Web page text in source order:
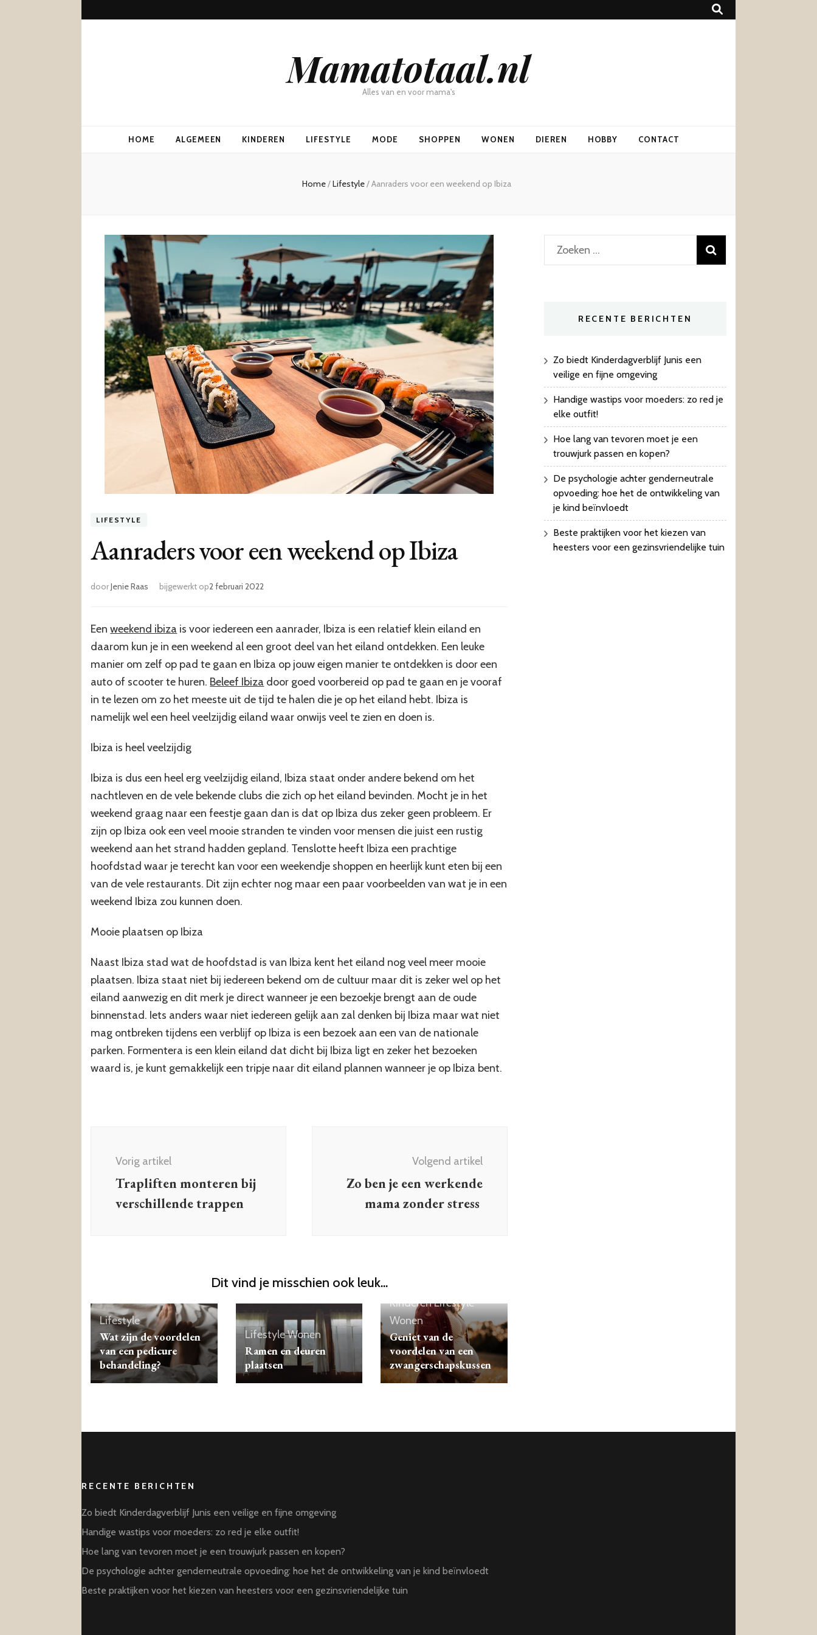
Mamatotaal.nl
Alles van en voor mama's
HOME ALGEMEEN KINDEREN LIFESTYLE MODE SHOPPEN WONEN DIEREN HOBBY CONTACT
Home/Lifestyle/Aanraders voor een weekend op Ibiza
LIFESTYLE
Aanraders voor een weekend op Ibiza
doorJenie Raas bijgewerkt op2 februari 2022
Eenweekend ibiza is voor iedereen een aanrader, Ibiza is een relatief klein eiland en
daarom kun je in een weekend al een groot deel van het eiland ontdekken. Een leuke
manier om zelf op pad te gaan en Ibiza op jouw eigen manier te ontdekken is door een
auto of scooter te huren. Beleef Ibiza door goed voorbereid op pad te gaan en je vooraf
in te lezen om zo het meeste uit de tijd te halen die je op het eiland hebt. Ibiza is
namelijk wel een heel veelzijdig eiland waar onwijs veel te zien en doen is.
Ibiza is heel veelzijdig
Ibiza is dus een heel erg veelzijdig eiland, Ibiza staat onder andere bekend om het
nachtleven en de vele bekende clubs die zich op het eiland bevinden. Mocht je in het
weekend graag naar een feestje gaan dan is dat op Ibiza dus zeker geen probleem. Er
zijn op Ibiza ook een veel mooie stranden te vinden voor mensen die juist een rustig
weekend aan het strand hadden gepland. Tenslotte heeft Ibiza een prachtige
hoofdstad waar je terecht kan voor een weekendje shoppen en heerlijk kunt eten bij een
van de vele restaurants. Dit zijn echter nog maar een paar voorbeelden van wat je in een
weekend Ibiza zou kunnen doen.
Mooie plaatsen op Ibiza
Naast Ibiza stad wat de hoofdstad is van Ibiza kent het eiland nog veel meer mooie
plaatsen. Ibiza staat niet bij iedereen bekend om de cultuur maar dit is zeker wel op het
eiland aanwezig en dit merk je direct wanneer je een bezoekje brengt aan de oude
binnenstad. Iets anders waar niet iedereen gelijk aan zal denken bij Ibiza maar wat niet
mag ontbreken tijdens een verblijf op Ibiza is een bezoek aan een van de nationale
parken. Formentera is een klein eiland dat dicht bij Ibiza ligt en zeker het bezoeken
waard is, je kunt gemakkelijk een tripje naar dit eiland plannen wanneer je op Ibiza bent.
Vorig artikel
Trapliften monteren bij
verschillende trappen
Volgend artikel
Zo ben je een werkende
mama zonder stress
Dit vind je misschien ook leuk...
Lifestyle
Wat zijn de voordelen
van een pedicure
behandeling?
LifestyleWonen
Ramen en deuren
plaatsen
KinderenLifestyle
Wonen
Geniet van de
voordelen van een
zwangerschapskussen
Zoeken
naar:
RECENTE BERICHTEN
Zo biedt Kinderdagverblijf Junis een
veilige en fijne omgeving
Handige wastips voor moeders: zo red je
elke outfit!
Hoe lang van tevoren moet je een
trouwjurk passen en kopen?
De psychologie achter genderneutrale
opvoeding: hoe het de ontwikkeling van
je kind beïnvloedt
Beste praktijken voor het kiezen van
heesters voor een gezinsvriendelijke tuin
RECENTE BERICHTEN
Zo biedt Kinderdagverblijf Junis een veilige en fijne omgeving
Handige wastips voor moeders: zo red je elke outfit!
Hoe lang van tevoren moet je een trouwjurk passen en kopen?
De psychologie achter genderneutrale opvoeding: hoe het de ontwikkeling van je kind beïnvloedt
Beste praktijken voor het kiezen van heesters voor een gezinsvriendelijke tuin